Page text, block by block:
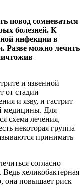
повод сомневаться
болезней. К
инфекции в
Разве можно лечить
и язвенной
от стадии
и язву, и гастрит
медицины. Для
схема лечения,
некоторая группа
принимать
согласно
хеликобактерная
она повышает риск